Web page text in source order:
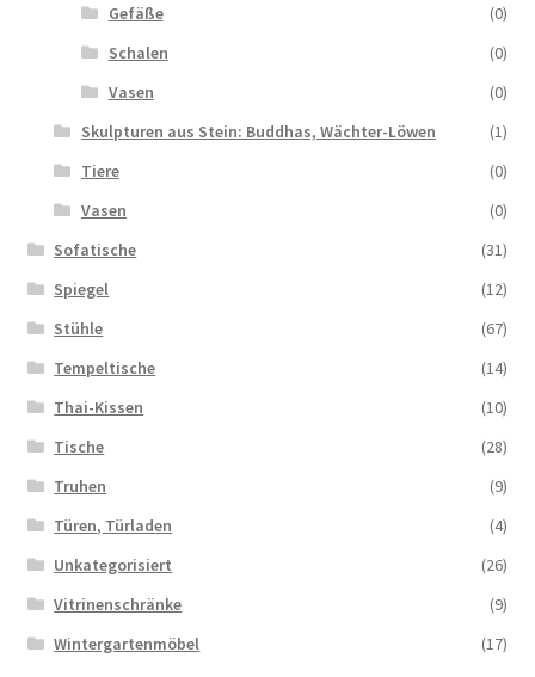
Gefäße
(0)
Schalen
(0)
Vasen
(0)
Skulpturen aus Stein: Buddhas, Wächter-Löwen
(1)
Tiere
(0)
Vasen
(0)
Sofatische
(31)
Spiegel
(12)
Stühle
(67)
Tempeltische
(14)
Thai-Kissen
(10)
Tische
(28)
Truhen
(9)
Türen, Türladen
(4)
Unkategorisiert
(26)
Vitrinenschränke
(9)
Wintergartenmöbel
(17)